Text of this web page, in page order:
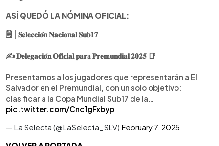
ASÍ QUEDÓ LA NÓMINA OFICIAL:
🗒️ | 𝐒𝐞𝐥𝐞𝐜𝐜𝐢𝐨́𝐧 𝐍𝐚𝐜𝐢𝐨𝐧𝐚𝐥 𝐒𝐮𝐛𝟏𝟕
✍️ 𝐃𝐞𝐥𝐞𝐠𝐚𝐜𝐢𝐨́𝐧 𝐎𝐟𝐢𝐜𝐢𝐚𝐥 𝐩𝐚𝐫𝐚 𝐏𝐫𝐞𝐦𝐮𝐧𝐝𝐢𝐚𝐥 𝟐𝟎𝟐𝟓 📑
Presentamos a los jugadores que representarán a El
Salvador en el Premundial, con un solo objetivo:
clasificar a la Copa Mundial Sub17 de la…
pic.twitter.com/Cnc1gFxbyp
— La Selecta (@LaSelecta_SLV) February 7, 2025